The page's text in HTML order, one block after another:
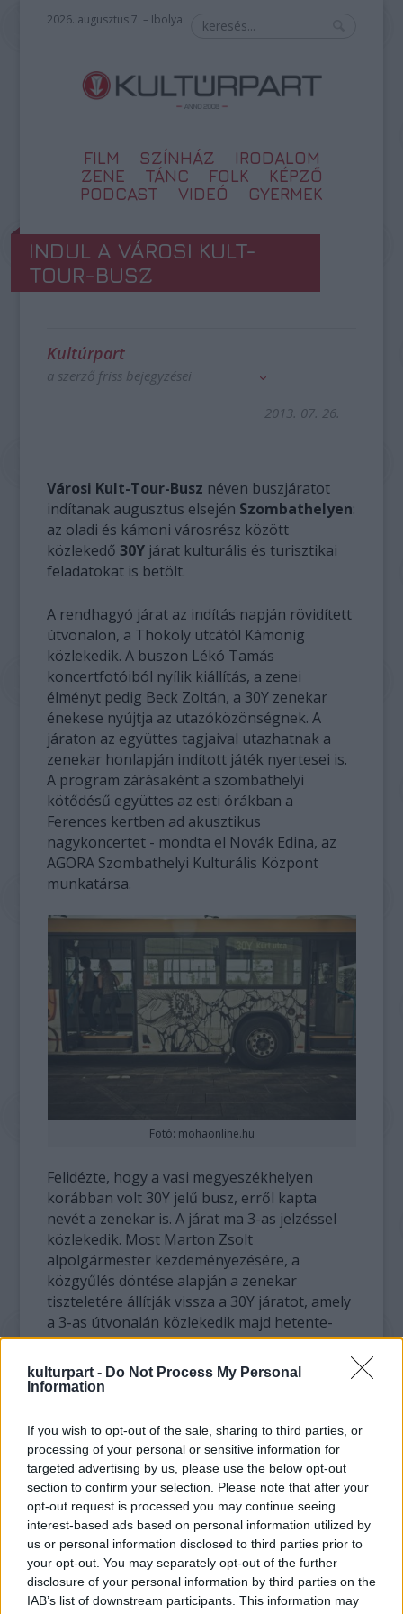
kulturpart - Do Not Process My Personal
Information
If you wish to opt-out of the sale, sharing to third parties, or
processing of your personal or sensitive information for
targeted advertising by us, please use the below opt-out
section to confirm your selection. Please note that after your
opt-out request is processed you may continue seeing
interest-based ads based on personal information utilized by
us or personal information disclosed to third parties prior to
your opt-out. You may separately opt-out of the further
disclosure of your personal information by third parties on the
IAB’s list of downstream participants. This information may
2026. augusztus 7. – Ibolya
FILM SZÍNHÁZ
IRODALOM
ZENE
TÁNC FOLK
KÉPZŐ
PODCAST
VIDEÓ GYERMEK
INDUL A VÁROSI KULT-
TOUR-BUSZ
Kultúrpart
a szerző friss bejegyzései
2013. 07. 26.
Városi Kult-Tour-Busz néven buszjáratot
indítanak augusztus elsején Szombathelyen:
az oladi és kámoni városrész között
közlekedő30Y járat kulturális és turisztikai
feladatokat is betölt.
A rendhagyó járat az indítás napján rövidített
útvonalon, a Thököly utcától Kámonig
közlekedik. A buszon Lékó Tamás
koncertfotóiból nyílik kiállítás, a zenei
élményt pedig Beck Zoltán, a 30Y zenekar
énekese nyújtja az utazóközönségnek. A
járaton az együttes tagjaival utazhatnak a
zenekar honlapján indított játék nyertesei is.
A program zárásaként a szombathelyi
kötődésű együttes az esti órákban a
Ferences kertben ad akusztikus
nagykoncertet - mondta el Novák Edina, az
AGORA Szombathelyi Kulturális Központ
munkatársa.
Fotó: mohaonline.hu
Felidézte, hogy a vasi megyeszékhelyen
korábban volt 30Y jelű busz, erről kapta
nevét a zenekar is. A járat ma 3-as jelzéssel
közlekedik. Most Marton Zsolt
alpolgármester kezdeményezésére, a
közgyűlés döntése alapján a zenekar
tiszteletére állítják vissza a 30Y járatot, amely
a 3-as útvonalán közlekedik majd hetente-
kéthetente.
A zenés helyi járat kiállítótérként és
szerint a városi körutazásra zenekarokat
hívnak meg, a 30Y zenekar koncertfotóit
bemutató mozgótárlatot helyi kötődésű
képzőművészek, fotósok kiállításai váltják fel
- tette hozzá Novák Edina.
Megjegyezte, hogy a Városi Kult-Tour-
Buszra "sima" buszjeggyel vagy érvényes
bérlettel szállhatnak fel az utasok. A busz a